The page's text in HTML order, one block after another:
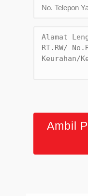
Ambil